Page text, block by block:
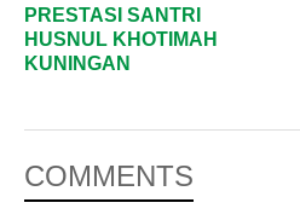
PRESTASI SANTRI
HUSNUL KHOTIMAH
KUNINGAN
COMMENTS